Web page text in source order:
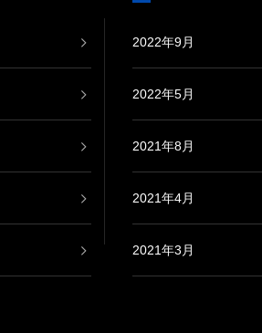
2022年9月
2022年5月
2021年8月
2021年4月
2021年3月